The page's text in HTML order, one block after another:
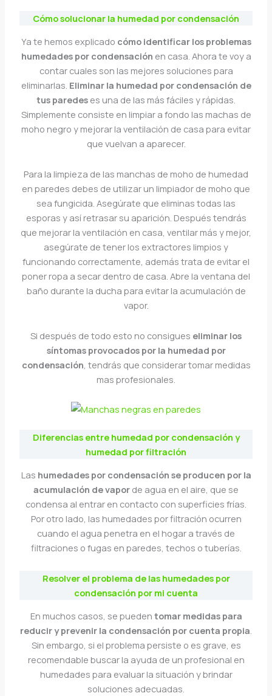
Cómo solucionar la humedad por condensación
Ya te hemos explicado cómo identificar los problemas
humedades por condensación en casa. Ahora te voy a
contar cuales son las mejores soluciones para
eliminarlas. Eliminar la humedad por condensación de
tus paredes es una de las más fáciles y rápidas.
Simplemente consiste en limpiar a fondo las machas de
moho negro y mejorar la ventilación de casa para evitar
que vuelvan a aparecer.
Para la limpieza de las manchas de moho de humedad
en paredes debes de utilizar un limpiador de moho que
sea fungicida. Asegúrate que eliminas todas las
esporas y así retrasar su aparición. Después tendrás
que mejorar la ventilación en casa, ventilar más y mejor,
asegúrate de tener los extractores limpios y
funcionando correctamente, además trata de evitar el
poner ropa a secar dentro de casa. Abre la ventana del
baño durante la ducha para evitar la acumulación de
vapor.
Si después de todo esto no consigues eliminar los
síntomas provocados por la humedad por
condensación , tendrás que considerar tomar medidas
mas profesionales.
Diferencias entre humedad por condensación y
humedad por filtración
Las humedades por condensación se producen por la
acumulación de vapor de agua en el aire, que se
condensa al entrar en contacto con superficies frías.
Por otro lado, las humedades por filtración ocurren
cuando el agua penetra en el hogar a través de
filtraciones o fugas en paredes, techos o tuberías.
Resolver el problema de las humedades por
condensación por mi cuenta
En muchos casos, se pueden tomar medidas para
reducir y prevenir la condensación por cuenta propia.
Sin embargo, si el problema persiste o es grave, es
recomendable buscar la ayuda de un profesional en
humedades para evaluar la situación y brindar
soluciones adecuadas.